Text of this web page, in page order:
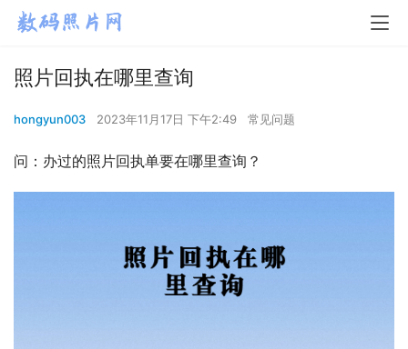
照片回执在哪里查询
hongyun003 2023年11月17日 下午2:49 常见问题
问：办过的照片回执单要在哪里查询？